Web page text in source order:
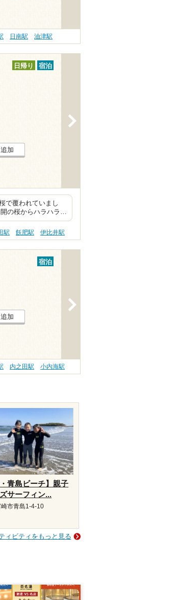
日南駅 油津駅
日帰り 宿泊
加
で覆われていまし
の桜からハラハラ…
駅 飫肥駅 伊比井駅
宿泊
加
内之田駅 小内海駅
・青島ビーチ】親子
サーフィン...
市青島1-4-10
ィビティをもっと見る